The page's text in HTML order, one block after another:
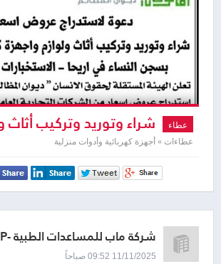
عطاء شراء وتوريد وتركيب أثاث
واجهزة كهربائية خاصة بسجن
عطاءات » أجهزة كهربائية وأدوات منزلية
شركة ماب للمساعدات الطبية -MAP
11/11/2025 09:52 صباحاً